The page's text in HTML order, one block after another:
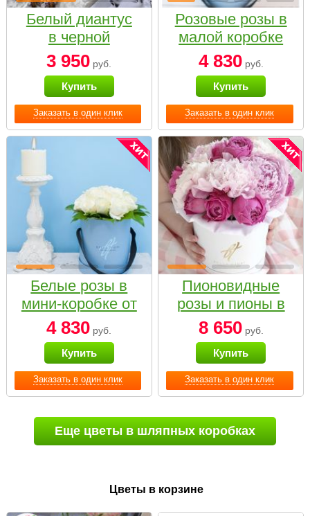
Заказать в один клик
Белый диантус
в черной
коробке Small
3 950 руб.
Купить
Заказать в один клик
Розовые розы в
малой коробке
4 830руб.
Купить
Заказать в один клик
Белые розы в
мини-коробке от
Bella Fiori
4 830 руб.
Купить
Заказать в один клик
Пионовидные
розы и пионы в
белой коробке
Small
8 650руб.
Купить
Еще цветы в шляпных коробках
Цветы в корзине